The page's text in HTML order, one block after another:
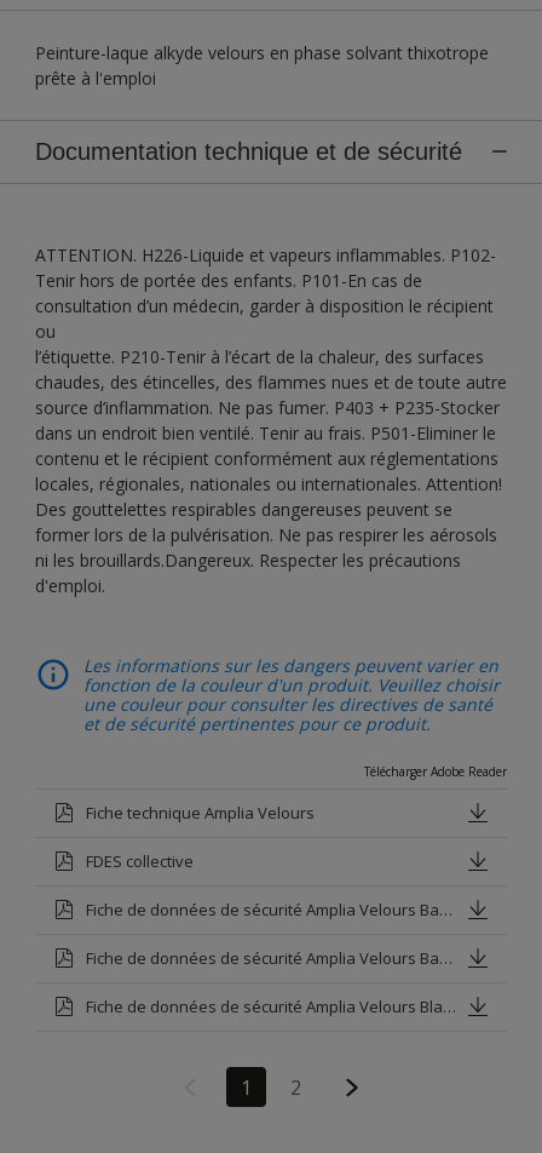
Peinture-laque alkyde velours en phase solvant thixotrope
prête à l'emploi
Documentation technique et de sécurité
ATTENTION. H226-Liquide et vapeurs inflammables. P102-
Tenir hors de portée des enfants. P101-En cas de
consultation d’un médecin, garder à disposition le récipient
ou
l’étiquette. P210-Tenir à l’écart de la chaleur, des surfaces
chaudes, des étincelles, des flammes nues et de toute autre
source d’inflammation. Ne pas fumer. P403 + P235-Stocker
dans un endroit bien ventilé. Tenir au frais. P501-Eliminer le
contenu et le récipient conformément aux réglementations
locales, régionales, nationales ou internationales. Attention!
Des gouttelettes respirables dangereuses peuvent se
former lors de la pulvérisation. Ne pas respirer les aérosols
ni les brouillards.Dangereux. Respecter les précautions
d'emploi.
Les informations sur les dangers peuvent varier en
fonction de la couleur d'un produit. Veuillez choisir
une couleur pour consulter les directives de santé
et de sécurité pertinentes pour ce produit.
Télécharger Adobe Reader
Fiche technique Amplia Velours
FDES collective
Fiche de données de sécurité Amplia Velours Base P
Fiche de données de sécurité Amplia Velours Base V
Fiche de données de sécurité Amplia Velours Blanc
1 2